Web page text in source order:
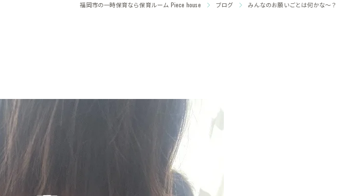
福岡市の一時保育なら保育ルーム Piece house ブログ みんなのお願いごとは何かな〜？